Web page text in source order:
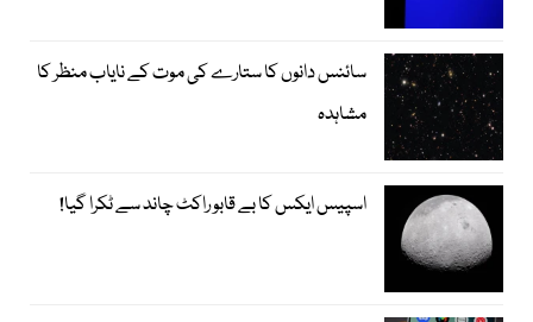
سائنس دانوں کا ستارے کی موت کے نایاب منظر کا
مشاہدہ
اسپیس ایکس کا بے قابو راکٹ چاند سے ٹکرا گیا!